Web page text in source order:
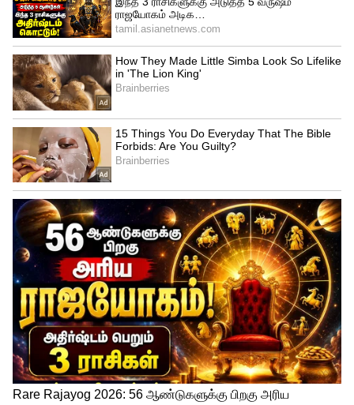
உதவிகேட்டு வந்த பெண்களை
மானபங்கப்படுத்தியதால் போக்சோ